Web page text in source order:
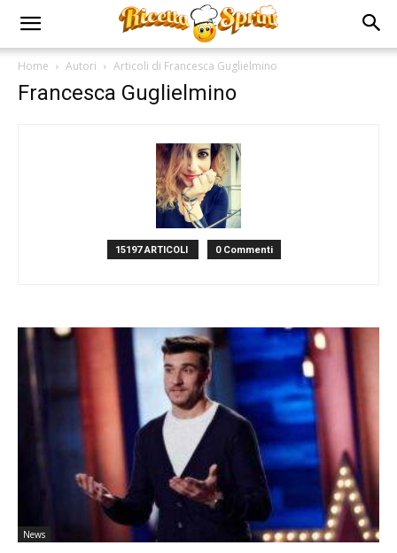
Home Autori Articoli di Francesca Guglielmino
Francesca Guglielmino
15197 ARTICOLI 0 Commenti
News